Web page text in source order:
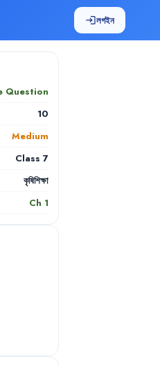
loginলগইন
Question
10
Medium
Class 7
কৃষিশিক্ষা
Ch 1